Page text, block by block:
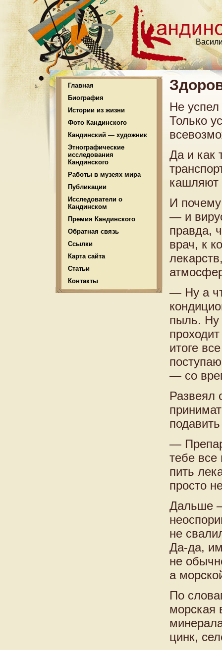
Главная
Биография
Истории из жизни
Фото Кандинского
Кандинский — художник
Этнографические
исследования
Кандинского
Работы в музеях мира
Публикации
Исследователи о
Кандинском
Премия Кандинского
Обратная связь
Ссылки
Карта сайта
Статьи
Контакты
Не успел
Только
Да и как
кашляют
И
— и
правда,
врач, к
— Ну а
пыль. Ну
итоге
— со
Развеял
—
тебе все
пить
просто
Дальше
не
Да-да,
не
а
По
морская
цинк,